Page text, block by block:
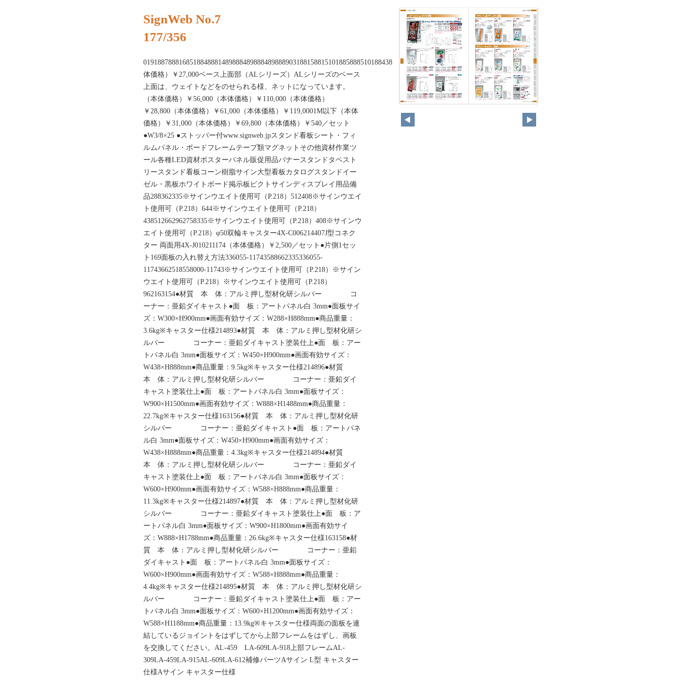
SignWeb No.7
177/356
01918878881685188488814898884898884898889031881588151018858885101884388（本
体価格）￥27,000ベース上面部（ALシリーズ）ALシリーズのベース
上面は、ウェイトなどをのせられる様、ネットになっています。
（本体価格）￥56,000（本体価格）￥110,000（本体価格）
￥28,800（本体価格）￥61,000（本体価格）￥119,0001M以下（本体
価格）￥31,000（本体価格）￥69,800（本体価格）￥540／セット
●W3/8×25 ●ストッパー付www.signweb.jpスタンド看板シート・フィ
ルムパネル・ボードフレームテープ類マグネットその他資材作業ツ
ール各種LED資材ポスターパネル販促用品バナースタンドタペスト
リースタンド看板コーン樹脂サイン大型看板カタログスタンドイー
ゼル・黒板ホワイトボード掲示板ピクトサインディスプレイ用品備
品288362335※サインウエイト使用可（P.218）512408※サインウエイ
ト使用可（P.218）644※サインウエイト使用可（P.218）
438512662962758335※サインウエイト使用可（P.218）408※サインウ
エイト使用可（P.218）φ50双輪キャスター4X-C006214407J型コネク
ター 両面用4X-J010211174（本体価格）￥2,500／セット●片側1セッ
ト169面板の入れ替え方法336055-11743588662335336055-
11743662518558000-11743※サインウエイト使用可（P.218）※サイン
ウエイト使用可（P.218）※サインウエイト使用可（P.218）
962163154●材質 本 体：アルミ押し型材化研シルバー コ
ーナー：亜鉛ダイキャスト●面 板：アートパネル白 3mm●面板サイ
ズ：W300×H900mm●画面有効サイズ：W288×H888mm●商品重量：
3.6kg※キャスター仕様214893●材質 本 体：アルミ押し型材化研シ
ルバー コーナー：亜鉛ダイキャスト塗装仕上●面 板：アー
トパネル白 3mm●面板サイズ：W450×H900mm●画面有効サイズ：
W438×H888mm●商品重量：9.5kg※キャスター仕様214896●材質
本 体：アルミ押し型材化研シルバー コーナー：亜鉛ダイ
キャスト塗装仕上●面 板：アートパネル白 3mm●面板サイズ：
W900×H1500mm●画面有効サイズ：W888×H1488mm●商品重量：
22.7kg※キャスター仕様163156●材質 本 体：アルミ押し型材化研
シルバー コーナー：亜鉛ダイキャスト●面 板：アートパネ
ル白 3mm●面板サイズ：W450×H900mm●画面有効サイズ：
W438×H888mm●商品重量：4.3kg※キャスター仕様214894●材質
本 体：アルミ押し型材化研シルバー コーナー：亜鉛ダイ
キャスト塗装仕上●面 板：アートパネル白 3mm●面板サイズ：
W600×H900mm●画面有効サイズ：W588×H888mm●商品重量：
11.3kg※キャスター仕様214897●材質 本 体：アルミ押し型材化研
シルバー コーナー：亜鉛ダイキャスト塗装仕上●面 板：ア
ートパネル白 3mm●面板サイズ：W900×H1800mm●画面有効サイ
ズ：W888×H1788mm●商品重量：26.6kg※キャスター仕様163158●材
質 本 体：アルミ押し型材化研シルバー コーナー：亜鉛
ダイキャスト●面 板：アートパネル白 3mm●面板サイズ：
W600×H900mm●画面有効サイズ：W588×H888mm●商品重量：
4.4kg※キャスター仕様214895●材質 本 体：アルミ押し型材化研シ
ルバー コーナー：亜鉛ダイキャスト塗装仕上●面 板：アー
トパネル白 3mm●面板サイズ：W600×H1200mm●画面有効サイズ：
W588×H1188mm●商品重量：13.9kg※キャスター仕様両面の面板を連
結しているジョイントをはずしてから上部フレームをはずし、画板
を交換してください。AL-459 LA-609LA-918上部フレームAL-
309LA-459LA-915AL-609LA-612補修パーツAサイン L型 キャスター
仕様Aサイン キャスター仕様